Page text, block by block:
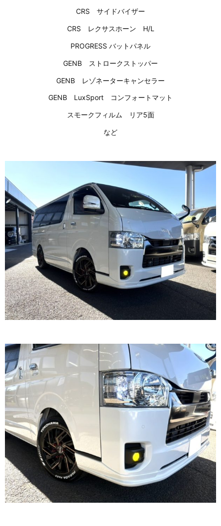
CRS サイドバイザー
CRS レクサスホーン H/L
PROGRESS バットパネル
GENB ストロークストッパー
GENB レゾネーターキャンセラー
GENB LuxSport コンフォートマット
スモークフィルム リア5面
など